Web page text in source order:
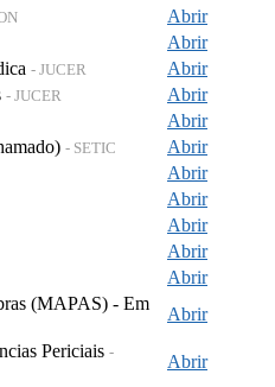
Abrir
Abrir
- JUCER
Abrir
- JUCER
Abrir
Abrir
- SETIC
Abrir
Abrir
Abrir
Abrir
Abrir
Abrir
(MAPAS) - Em
Abrir
Periciais -
Abrir